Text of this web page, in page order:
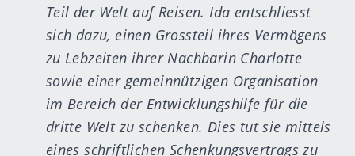
Teil der Welt auf Reisen. Ida entschliesst
sich dazu, einen Grossteil ihres Vermögens
zu Lebzeiten ihrer Nachbarin Charlotte
sowie einer gemeinnützigen Organisation
im Bereich der Entwicklungshilfe für die
dritte Welt zu schenken. Dies tut sie mittels
eines schriftlichen Schenkungsvertrags zu